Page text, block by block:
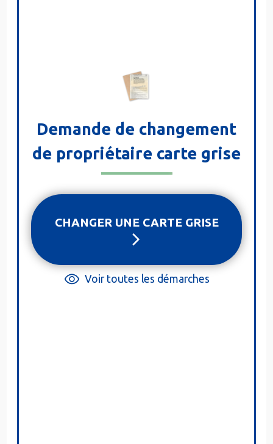
Demande de changement
de propriétaire carte grise
CHANGER UNE CARTE GRISE
Voir toutes les démarches